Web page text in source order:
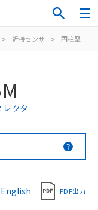
> 近接センサ > 円柱型
クタ
English PDF出力